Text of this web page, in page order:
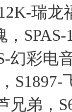
瑞龙
，
幻彩电
S1897-
兄弟，